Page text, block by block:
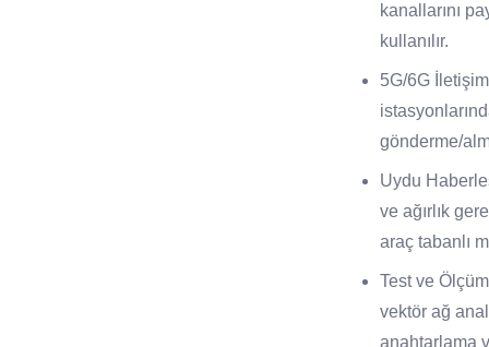
kanallarını
kullanılır.
5G/6G
gönderme/
Uydu
ve ağırlık
araç tabanlı
Test ve
vektör ağ
anahtarlama